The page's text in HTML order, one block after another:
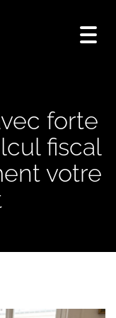
forte
fiscal
votre